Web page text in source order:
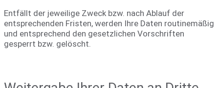
Entfällt der jeweilige Zweck bzw. nach Ablauf der
entsprechenden Fristen, werden Ihre Daten routinemäßig
und entsprechend den gesetzlichen Vorschriften
gesperrt bzw. gelöscht.